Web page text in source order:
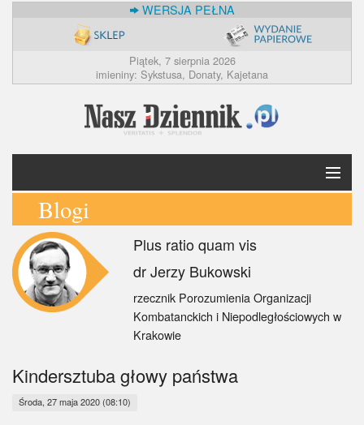
WERSJA PEŁNA
Piątek, 7 sierpnia 2026
imieniny: Sykstusa, Donaty, Kajetana
Krótko
Polska
Świat
Myśl
Wiara
Blogi
Plus ratio quam vis
dr Jerzy Bukowski
rzecznik Porozumienia Organizacji
Kombatanckich i Niepodległościowych w
Krakowie
Kindersztuba głowy państwa
Środa, 27 maja 2020 (08:10)